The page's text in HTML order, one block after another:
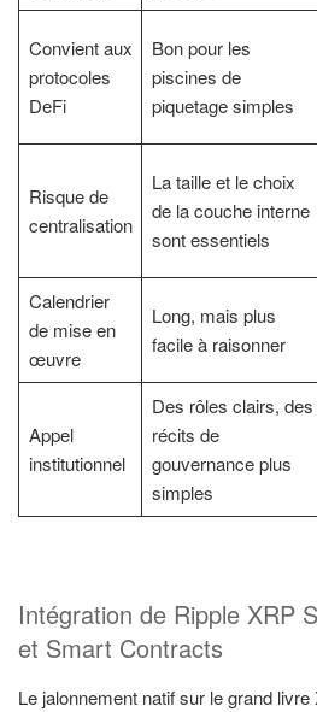
Convient aux
protocoles
DeFi
Bon pour les
piscines de
piquetage simples
Risque de
centralisation
La taille et le choix
de la couche interne
sont essentiels
Calendrier
de mise en
œuvre
Long, mais plus
facile à raisonner
Appel
institutionnel
Des rôles clairs, des
récits de
gouvernance plus
simples
Intégration de Ripple XRP
et Smart Contracts
Le jalonnement natif sur le grand